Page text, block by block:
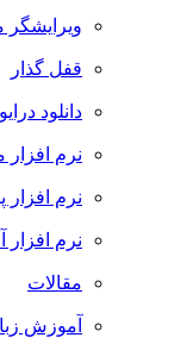
ویرایشگر
قفل گذار
دانلود
نرم افزار
نرم افزار
نرم
مقالات
آموزش